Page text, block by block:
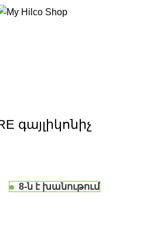
գայլիկոնիչ
8-ն է խանութում